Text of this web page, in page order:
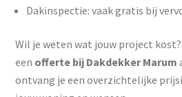
Dakinspectie: vaak gratis bij
Wil je weten wat jouw project
een offerte bij Dakdekker Marum
ontvang je een overzichtelijke